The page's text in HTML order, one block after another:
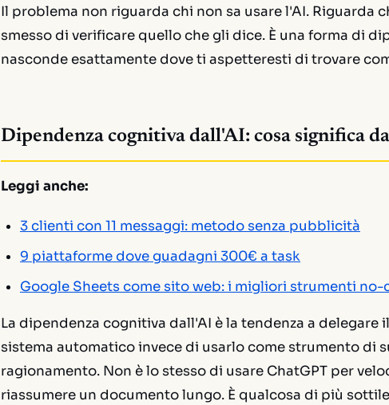
Il problema non riguarda chi non sa usare l'AI. Riguarda
smesso di verificare quello che gli dice. È una forma di
nasconde esattamente dove ti aspetteresti di trovare
Dipendenza cognitiva dall'AI: cosa significa
Leggi anche:
3 clienti con 11 messaggi: metodo senza pubblicità
9 piattaforme dove guadagni 300€ a task
Google Sheets come sito web: i migliori strumenti no-
La dipendenza cognitiva dall'AI è la tendenza a delegare
sistema automatico invece di usarlo come strumento di
ragionamento. Non è lo stesso di usare ChatGPT per
riassumere un documento lungo. È qualcosa di più